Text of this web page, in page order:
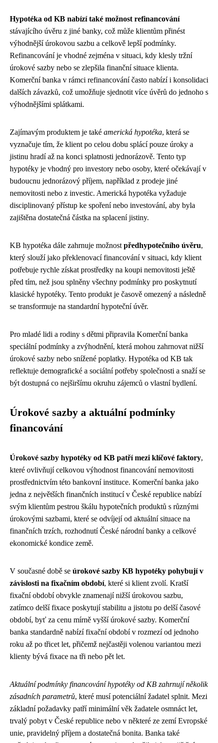
Hypotéka od KB nabízí také možnost refinancování
stávajícího úvěru z jiné banky, což může klientům přinést
výhodnější úrokovou sazbu a celkově lepší podmínky.
Refinancování je vhodné zejména v situaci, kdy klesly tržní
úrokové sazby nebo se zlepšila finanční situace klienta.
Komerční banka v rámci refinancování často nabízí i konsolidaci
dalších závazků, což umožňuje sjednotit více úvěrů do jednoho s
výhodnějšími splátkami.
Zajímavým produktem je také americká hypotéka, která se
vyznačuje tím, že klient po celou dobu splácí pouze úroky a
jistinu hradí až na konci splatnosti jednorázově. Tento typ
hypotéky je vhodný pro investory nebo osoby, které očekávají v
budoucnu jednorázový příjem, například z prodeje jiné
nemovitosti nebo z investic. Americká hypotéka vyžaduje
disciplinovaný přístup ke spoření nebo investování, aby byla
zajištěna dostatečná částka na splacení jistiny.
KB hypotéka dále zahrnuje možnost předhypotečního úvěru,
který slouží jako překlenovací financování v situaci, kdy klient
potřebuje rychle získat prostředky na koupi nemovitosti ještě
před tím, než jsou splněny všechny podmínky pro poskytnutí
klasické hypotéky. Tento produkt je časově omezený a následně
se transformuje na standardní hypoteční úvěr.
Pro mladé lidi a rodiny s dětmi připravila Komerční banka
speciální podmínky a zvýhodnění, která mohou zahrnovat nižší
úrokové sazby nebo snížené poplatky. Hypotéka od KB tak
reflektuje demografické a sociální potřeby společnosti a snaží se
být dostupná co nejširšímu okruhu zájemců o vlastní bydlení.
Úrokové sazby a aktuální podmínky
financování
Úrokové sazby hypotéky od KB patří mezi klíčové faktory,
které ovlivňují celkovou výhodnost financování nemovitosti
prostřednictvím této bankovní instituce. Komerční banka jako
jedna z největších finančních institucí v České republice nabízí
svým klientům pestrou škálu hypotečních produktů s různými
úrokovými sazbami, které se odvíjejí od aktuální situace na
finančních trzích, rozhodnutí České národní banky a celkové
ekonomické kondice země.
V současné době se úrokové sazby KB hypotéky pohybují v
závislosti na fixačním období, které si klient zvolí. Kratší
fixační období obvykle znamenají nižší úrokovou sazbu,
zatímco delší fixace poskytují stabilitu a jistotu po delší časové
období, byť za cenu mírně vyšší úrokové sazby. Komerční
banka standardně nabízí fixační období v rozmezí od jednoho
roku až po třicet let, přičemž nejčastěji volenou variantou mezi
klienty bývá fixace na tři nebo pět let.
Aktuální podmínky financování hypotéky od KB zahrnují několik
zásadních parametrů, které musí potenciální žadatel splnit. Mezi
základní požadavky patří minimální věk žadatele osmnáct let,
trvalý pobyt v České republice nebo v některé ze zemí Evropské
unie, pravidelný příjem a dostatečná bonita. Banka také